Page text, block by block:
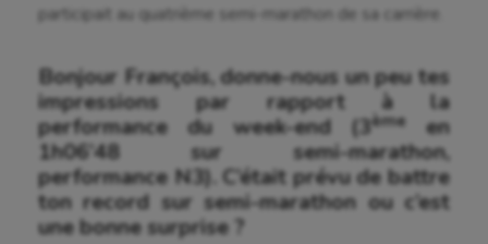
participait au quatrième semi-marathon de sa carrière.
Bonjour François, donne-nous un peu tes
impressions par rapport à la
performance du week-end (3ème
en
1h06’48 sur semi-marathon,
performance N3). C’était prévu de battre
ton record sur semi-marathon ou c’est
une bonne surprise ?